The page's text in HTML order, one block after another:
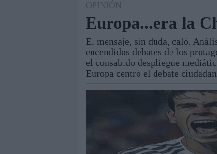
Módulos Portada Jaén Provincia
OPINIÓN
Europa...era la
El mensaje, sin duda, caló.
encendidos debates de los
el consabido despliegue
Europa centró el debate